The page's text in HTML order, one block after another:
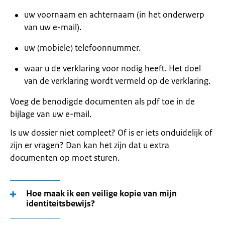
uw voornaam en achternaam (in het onderwerp
van uw e-mail).
uw (mobiele) telefoonnummer.
waar u de verklaring voor nodig heeft. Het doel
van de verklaring wordt vermeld op de verklaring.
Voeg de benodigde documenten als pdf toe in de
bijlage van uw e-mail.
Is uw dossier niet compleet? Of is er iets onduidelijk of
zijn er vragen? Dan kan het zijn dat u extra
documenten op moet sturen.
Hoe maak ik een veilige kopie van mijn
identiteitsbewijs?